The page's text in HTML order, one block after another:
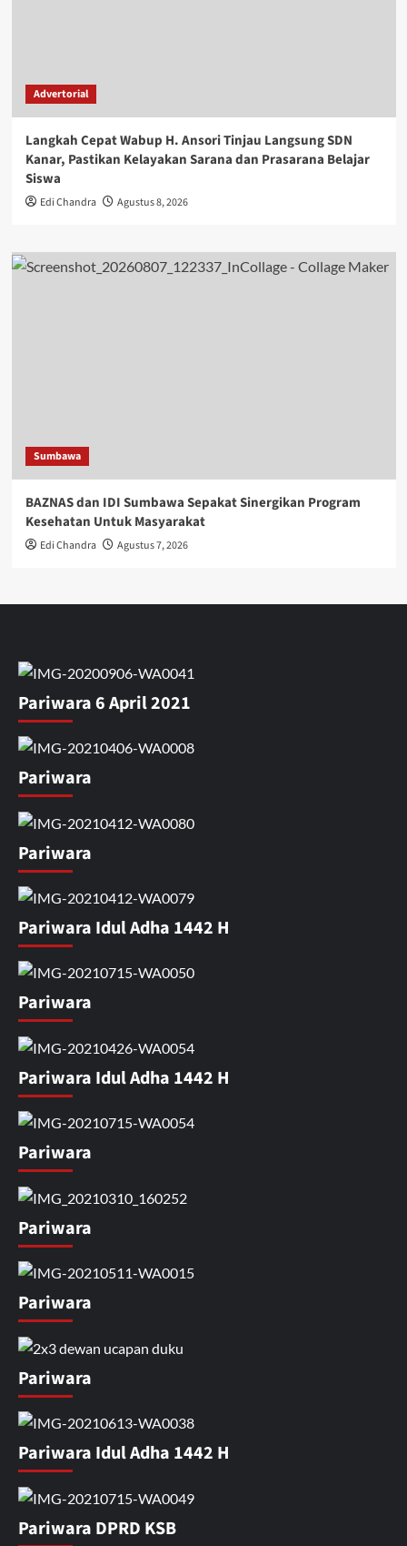
Advertorial
Langkah Cepat Wabup H. Ansori Tinjau Langsung SDN
Kanar, Pastikan Kelayakan Sarana dan Prasarana Belajar
Siswa
Edi Chandra Agustus 8, 2026
Sumbawa
BAZNAS dan IDI Sumbawa Sepakat Sinergikan Program
Kesehatan Untuk Masyarakat
Edi Chandra Agustus 7, 2026
Pariwara 6 April 2021
Pariwara
Pariwara
Pariwara Idul Adha 1442 H
Pariwara
Pariwara Idul Adha 1442 H
Pariwara
Pariwara
Pariwara
Pariwara
Pariwara Idul Adha 1442 H
Pariwara DPRD KSB